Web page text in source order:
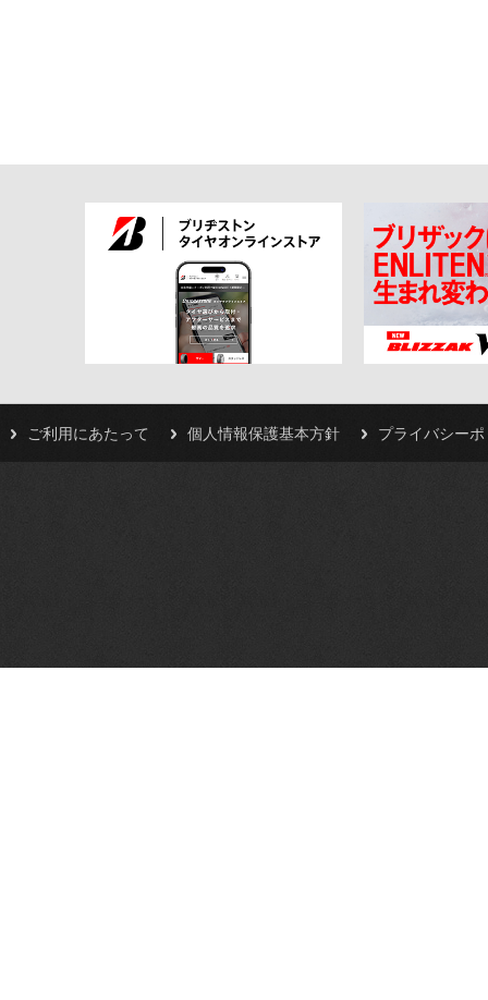
ご利用にあたって 個人情報保護基本方針 プライバシー